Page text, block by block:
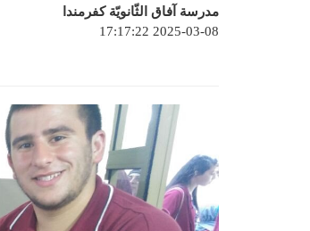
مدرسة آفاق الثّانويّة كفرمندا
2025-03-08 17:17:22